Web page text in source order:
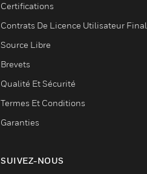
Certifications
Contrats De Licence Utilisateur Final
Source Libre
Brevets
Qualité Et Sécurité
Termes Et Conditions
Garanties
SUIVEZ-NOUS